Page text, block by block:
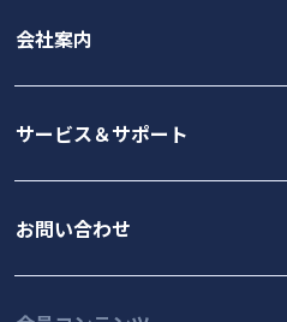
会社案内
サービス＆サポート
お問い合わせ